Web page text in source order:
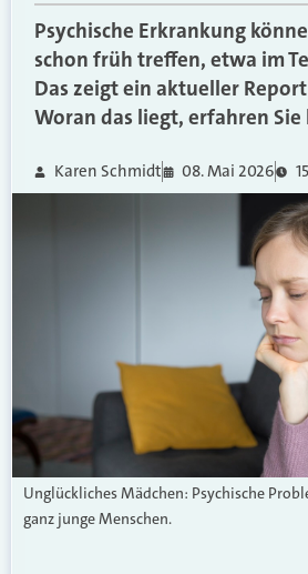
Psychische Erkrankung
schon früh treffen, etwa im
Das zeigt ein aktueller
Woran das liegt, erfahren Sie
Karen Schmidt 08. Mai 2026
Unglückliches Mädchen: Psychische
ganz junge Menschen.